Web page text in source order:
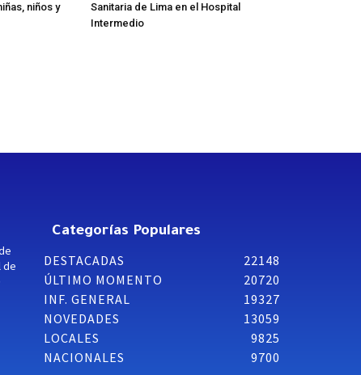
niños y
Sanitaria de Lima en el Hospital
Intermedio
de
Categorías Populares
DESTACADAS
22148
ÚLTIMO MOMENTO
20720
INF. GENERAL
19327
NOVEDADES
13059
LOCALES
9825
NACIONALES
9700